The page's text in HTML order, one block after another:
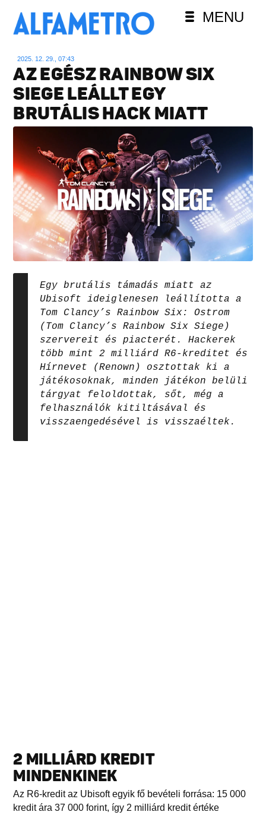
MENU
2025. 12. 29., 07:43
AZ EGÉSZ RAINBOW SIX
SIEGE LEÁLLT EGY
BRUTÁLIS HACK MIATT
Egy brutális támadás miatt az
Ubisoft ideiglenesen leállította a
Tom Clancy’s Rainbow Six: Ostrom
(Tom Clancy’s Rainbow Six Siege)
szervereit és piacterét. Hackerek
több mint 2 milliárd R6-kreditet és
Hírnevet (Renown) osztottak ki a
játékosoknak, minden játékon belüli
tárgyat feloldottak, sőt, még a
felhasználók kitiltásával és
visszaengedésével is visszaéltek.
2 MILLIÁRD KREDIT
MINDENKINEK
Az R6-kredit az Ubisoft egyik fő bevételi forrása: 15 000
kredit ára 37 000 forint, így 2 milliárd kredit értéke